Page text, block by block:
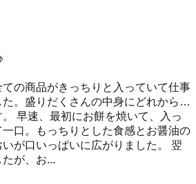
の商品がきっちりと入っていて仕事
た。盛りだくさんの中身にどれから…
早速、最初にお餅を焼いて、入っ
口。もっちりとした食感とお醤油の
が口いっぱいに広がりました。 翌
が、お...